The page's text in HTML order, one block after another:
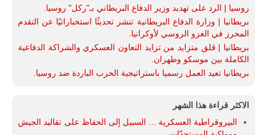
روسيا | الرد على تهديد وزير الدفاع البريطاني بـ"ركل" روسيا.
بريطانيا | وزارة الدفاع البريطانية تنشر تحديثًا استخباراتيًا عن التقدم
المحرز في الغزو الروسي لأوكرانيا.
بريطانيا | قلق متزايد من تزايد التعاون العسكري والشراكة الدفاعية
الكاملة بين موسكو وطهران.
بريطانيا تعيد العمل رسميا باستراتيجية الحرب الباردة ضد روسيا.
الاكثر قراءة هذا الشهر
البيروقراطية العسكرية ... السبيل إلى الحفاظ على تقاليد الجيش